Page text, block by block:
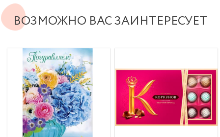
ВОЗМОЖНО ВАС ЗАИНТЕРЕСУЕТ